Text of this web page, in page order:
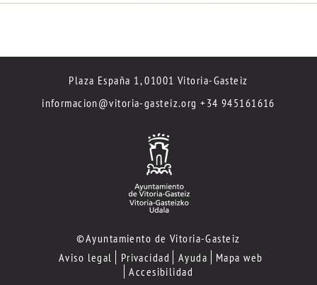
Plaza España 1, 01001 Vitoria-Gasteiz
informacion@vitoria-gasteiz.org +34 945161616
©Ayuntamiento de Vitoria-Gasteiz
Aviso legal
Privacidad Ayuda
Mapa web
Accesibilidad